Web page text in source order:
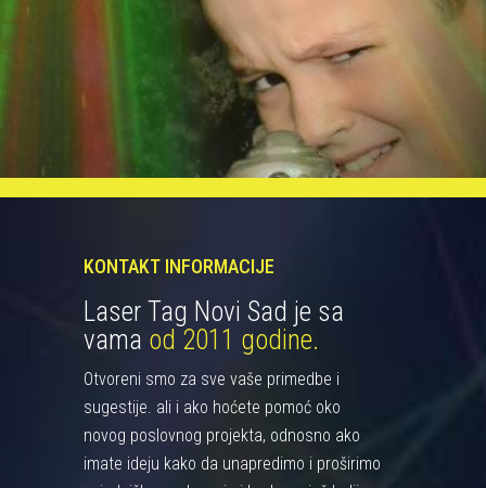
KONTAKT INFORMACIJE
Laser Tag Novi Sad je sa
vama od 2011 godine.
Otvoreni smo za sve vaše primedbe i
sugestije. ali i ako hoćete pomoć oko
novog poslovnog projekta, odnosno ako
imate ideju kako da unapredimo i proširimo